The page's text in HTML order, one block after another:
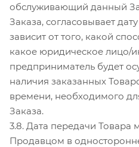
обслуживающий данный
Заказа, согласовывает
зависит от того, какой
какое юридическое лицо/
предприниматель будет
наличия заказанных
времени, необходимого
Заказа.
3.8. Дата передачи Товара
Продавцом в